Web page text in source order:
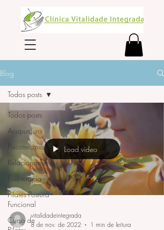
Blog
Todos posts
Acupuntura
Psicoterapia
Relacionamentos
Fisioterapia
Pilates Postura
Funcional
Curso de
Todos posts
Load video
vitalidadeintegrada
8 de nov. de 2022
1 min de leitura